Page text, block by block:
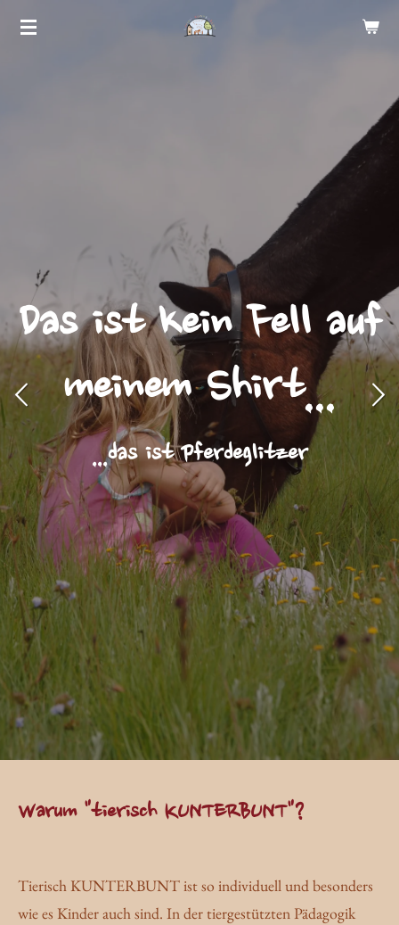
Zum
Das ist kein Fell auf
meinem Shirt...
...das ist Pferdeglitzer
Warum "tierisch KUNTERBUNT"?
Tierisch KUNTERBUNT ist so individuell und besonders
wie es Kinder auch sind. In der tiergestützten Pädagogik